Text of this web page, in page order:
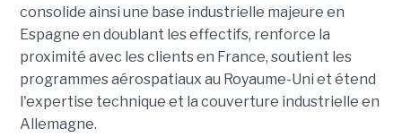
consolide ainsi une base industrielle majeure en
Espagne en doublant les effectifs, renforce la
proximité avec les clients en France, soutient les
programmes aérospatiaux au Royaume-Uni et étend
l'expertise technique et la couverture industrielle en
Allemagne.